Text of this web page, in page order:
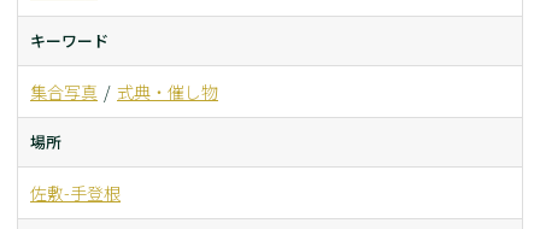
キーワード
集合写真 式典・催し物
場所
佐敷-手登根